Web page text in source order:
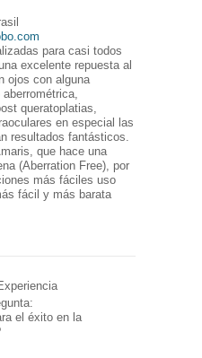
para casi todos
excelente repuesta al
ojos con alguna
queratoplatias,
en especial las
resultados fantásticos.
que hace una
(Aberration Free), por
más fáciles uso
fácil y más barata
el éxito en la